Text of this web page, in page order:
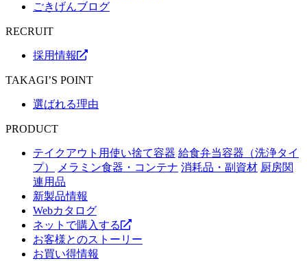
ごきげんブログ
RECRUIT
採用情報
TAKAGI’S POINT
選ばれる理由
PRODUCT
テイクアウト用使い捨て容器 給食弁当容器（洗浄タイ
プ）
メラミン食器・コンテナ 消耗品・副資材 厨房関
連用品
新製品情報
Webカタログ
ネットで購入する
お客様とのストーリー
お買い得情報